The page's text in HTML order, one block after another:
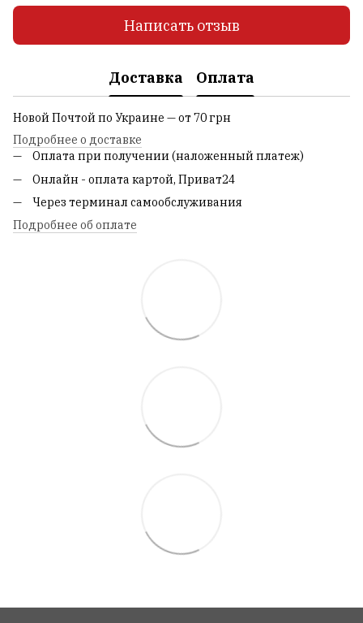
Написать отзыв
Доставка Оплата
Новой Почтой по Украине — от 70 грн
Подробнее о доставке
Оплата при получении (наложенный платеж)
Онлайн - оплата картой, Приват24
Через терминал самообслуживания
Подробнее об оплате